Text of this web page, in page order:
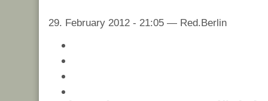
29. February 2012 - 21:05 — Red.Berlin